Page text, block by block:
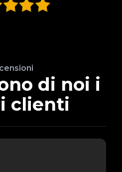
di noi i
clienti